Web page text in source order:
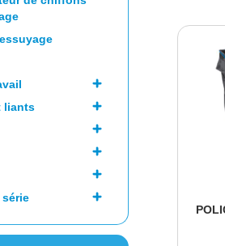
liants